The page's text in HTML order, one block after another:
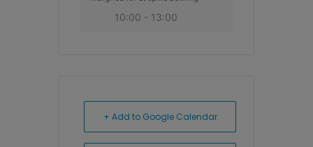
10:00 - 13:00
+ Add to Google Calendar